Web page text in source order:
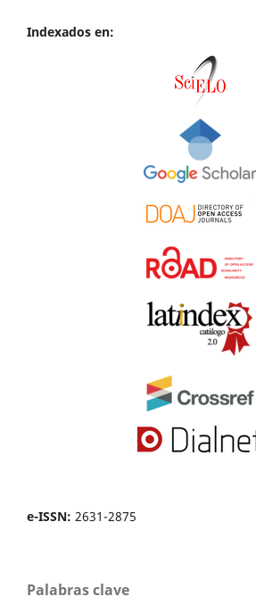
Indexados en:
e-ISSN: 2631-2875
Palabras clave